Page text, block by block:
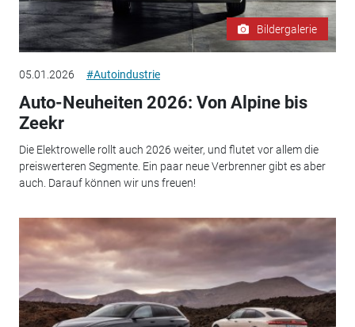
Bildergalerie
05.01.2026 #Autoindustrie
Auto-Neuheiten 2026: Von Alpine bis
Zeekr
Die Elektrowelle rollt auch 2026 weiter, und flutet vor allem die
preiswerteren Segmente. Ein paar neue Verbrenner gibt es aber
auch. Darauf können wir uns freuen!